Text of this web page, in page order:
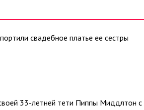
свадебное платье ее сестры
33-летней тети Пиппы Миддлтон с